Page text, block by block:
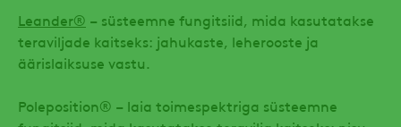
Leander® – süsteemne fungitsiid, mida kasutatakse
teraviljade kaitseks: jahukaste, leherooste ja
äärislaiksuse vastu.
Poleposition® – laia toimespektriga süsteemne